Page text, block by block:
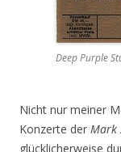
Deep Purple
Nicht nur meiner
Konzerte der Mark
glücklicherweise